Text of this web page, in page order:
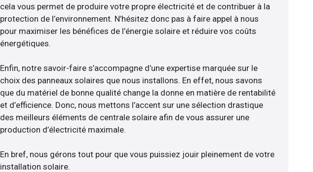
cela vous permet de produire votre propre électricité et de contribuer à la
protection de l’environnement. N’hésitez donc pas à faire appel à nous
pour maximiser les bénéfices de l’énergie solaire et réduire vos coûts
énergétiques.
Enfin, notre savoir-faire s’accompagne d’une expertise marquée sur le
choix des panneaux solaires que nous installons. En effet, nous savons
que du matériel de bonne qualité change la donne en matière de rentabilité
et d’efficience. Donc, nous mettons l’accent sur une sélection drastique
des meilleurs éléments de centrale solaire afin de vous assurer une
production d’électricité maximale.
En bref, nous gérons tout pour que vous puissiez jouir pleinement de votre
installation solaire.